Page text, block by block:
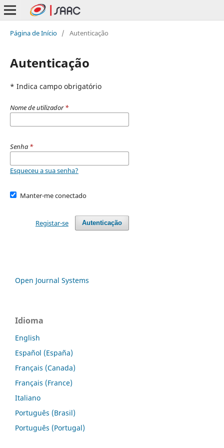
Página de Início / Autenticação
Autenticação
* Indica campo obrigatório
Nome de utilizador*
Senha *
Esqueceu a sua senha?
Manter-me conectado
Autenticação
Registar-se
Open Journal Systems
Idioma
English
Español (España)
Français (Canada)
Français (France)
Italiano
Português (Brasil)
Português (Portugal)